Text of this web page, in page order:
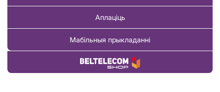
Аплаціць
Мабільныя прыкладанні
Купіць тавар